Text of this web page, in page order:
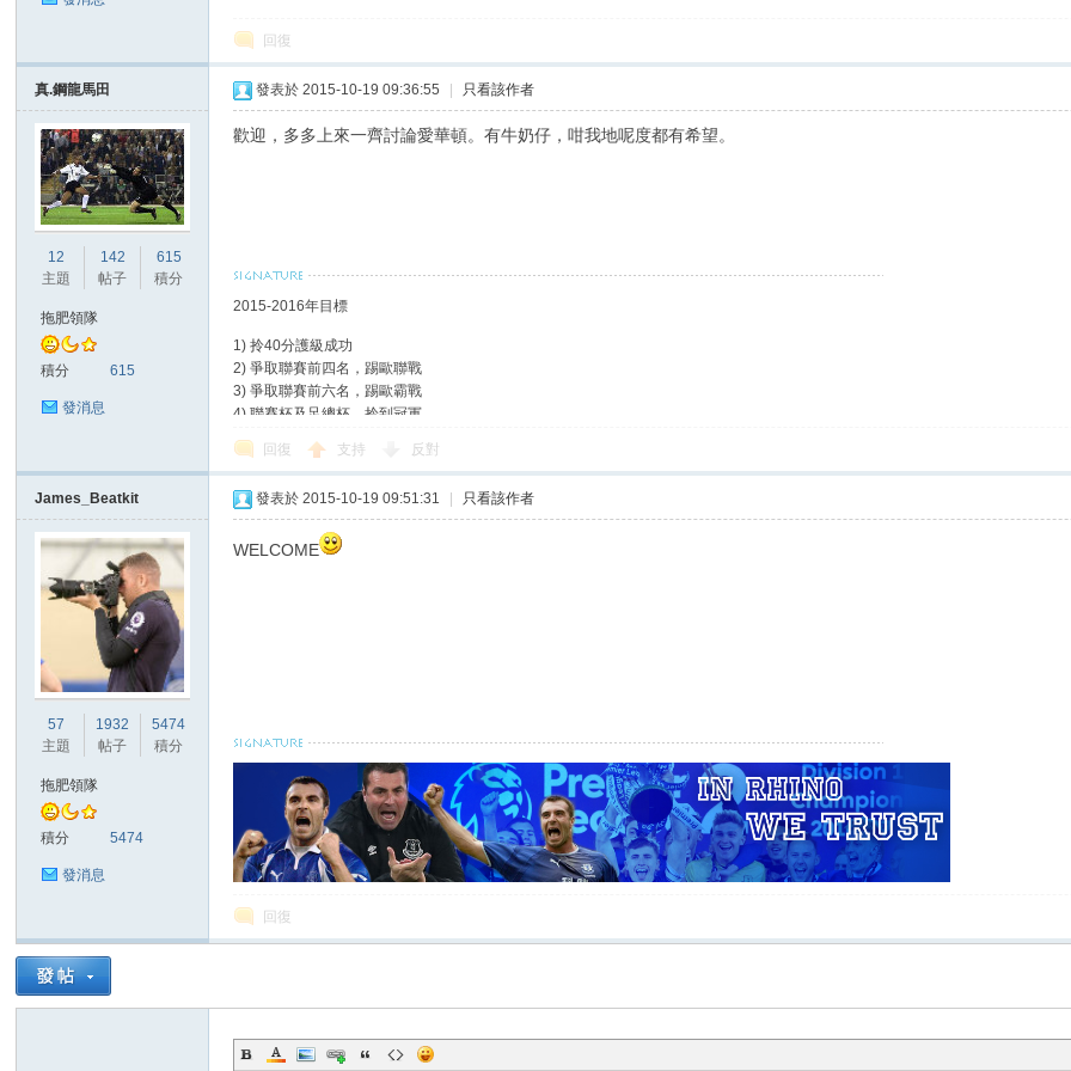
回復
真.鋼龍馬田
12
主題
142
帖子
615
積分
拖肥領隊
積分 615
發消息
發表於 2015-10-19 09:36:55 只看該作者
歡迎，多多上來一齊討論愛華頓。有牛奶仔，咁我地呢度都有希望。
2015-2016年目標
1) 拎40分護級成功
2) 爭取聯賽前四名，踢歐聯戰
3) 爭取聯賽前六名，踢歐霸戰
4) 聯賽杯及足總杯，拎到冠軍
回復 支持 反對
James_Beatkit
57
主題
1932
帖子
5474
積分
拖肥領隊
積分 5474
發消息
發表於 2015-10-19 09:51:31 只看該作者
WELCOME
回復